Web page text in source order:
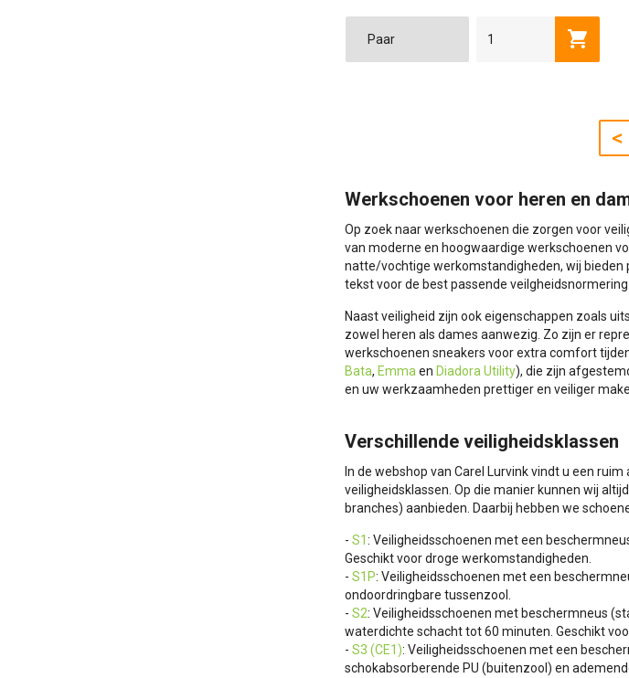
35 37 39
<
Werkschoenen voor heren en
Op zoek naar werkschoenen die zorgen voor
van moderne en hoogwaardige werkschoenen
natte/vochtige werkomstandigheden, wij bieden
tekst voor de best passende veilgheidsnormering
Naast veiligheid zijn ook eigenschappen zoals
zowel heren als dames aanwezig. Zo zijn er
werkschoenen sneakers voor extra comfort
Bata, Emma en Diadora Utility), die zijn
en uw werkzaamheden prettiger en veiliger
Verschillende veiligheidsklassen
In de webshop van Carel Lurvink vindt u een
veiligheidsklassen. Op die manier kunnen wij
branches) aanbieden. Daarbij hebben we
- S1: Veiligheidsschoenen met een
Geschikt voor droge werkomstandigheden.
- S1P: Veiligheidsschoenen met een
ondoordringbare tussenzool.
- S2: Veiligheidsschoenen met beschermneus
waterdichte schacht tot 60 minuten. Geschikt
- S3 (CE1): Veiligheidsschoenen met een
schokabsorberende PU (buitenzool) en